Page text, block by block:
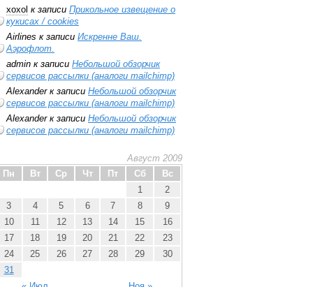
xoxol к записи Прикольное извещение о
кукисах / cookies
Airlines к записи Искренне Ваш.
Аэрофлот.
admin к записи Небольшой обзорчик
сервисов рассылки (аналоги mailchimp)
Alexanderк записи Небольшой обзорчик
сервисов рассылки (аналоги mailchimp)
Alexanderк записи Небольшой обзорчик
сервисов рассылки (аналоги mailchimp)
Август 2009
Пн
Вт Ср Чт Пт Сб Вс
1
2
3
4 5 6 7 8
9
10
11 12 13 14 15
16
17
18 19 20 21 22
23
24
25 26 27 28 29
30
31